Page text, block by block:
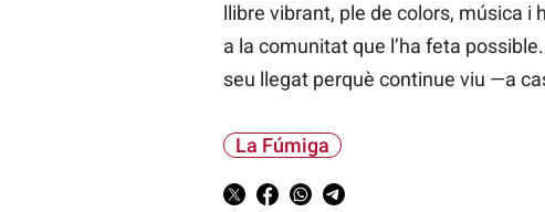
llibre vibrant, ple de colors, música i
a la comunitat que l’ha feta
seu llegat perquè continue viu —a
La Fúmiga